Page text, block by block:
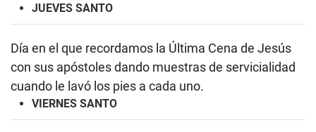
JUEVES SANTO
Día en el que recordamos la Última Cena de Jesús
con sus apóstoles dando muestras de servicialidad
cuando le lavó los pies a cada uno.
VIERNES SANTO